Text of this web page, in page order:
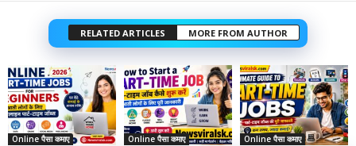
RELATED ARTICLES MORE FROM AUTHOR
Online पैसा कमाए Online पैसा कमाए Online पैसा कमाए